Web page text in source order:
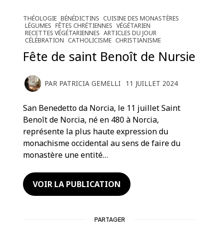
THÉOLOGIE BÉNÉDICTINS CUISINE DES MONASTÈRES
LÉGUMES FÊTES CHRÉTIENNES VÉGÉTARIEN
RECETTES VÉGÉTARIENNES ARTICLES DU JOUR
CÉLÉBRATION CATHOLICISME CHRISTIANISME
Fête de saint Benoît de Nursie
PAR PATRICIA GEMELLI 11 JUILLET 2024
San Benedetto da Norcia, le 11 juillet Saint
Benoît de Norcia, né en 480 à Norcia,
représente la plus haute expression du
monachisme occidental au sens de faire du
monastère une entité…
VOIR LA PUBLICATION
PARTAGER